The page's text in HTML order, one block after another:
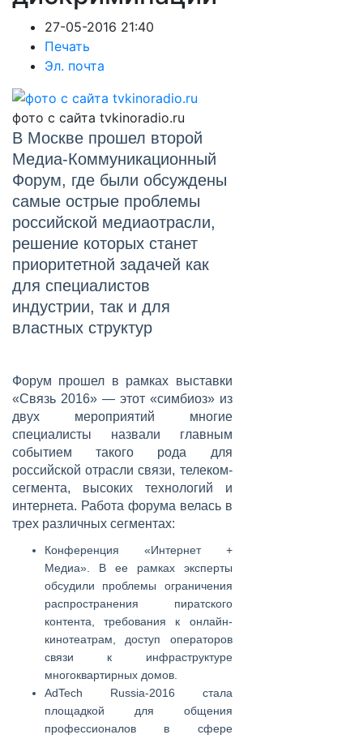
27-05-2016 21:40
Печать
Эл. почта
фото с сайта tvkinoradio.ru
В Москве прошел второй
Медиа-Коммуникационный
Форум, где были обсуждены
самые острые проблемы
российской медиаотрасли,
решение которых станет
приоритетной задачей как
для специалистов
индустрии, так и для
властных структур
Форум прошел в рамках выставки
«Связь 2016» — этот «симбиоз» из
двух мероприятий многие
специалисты назвали главным
событием такого рода для
российской отрасли связи, телеком-
сегмента, высоких технологий и
интернета. Работа форума велась в
трех различных сегментах:
Конференция «Интернет +
Медиа». В ее рамках эксперты
обсудили проблемы ограничения
распространения пиратского
контента, требования к онлайн-
кинотеатрам, доступ операторов
связи к инфраструктуре
многоквартирных домов.
AdTech Russia-2016 стала
площадкой для общения
профессионалов в сфере